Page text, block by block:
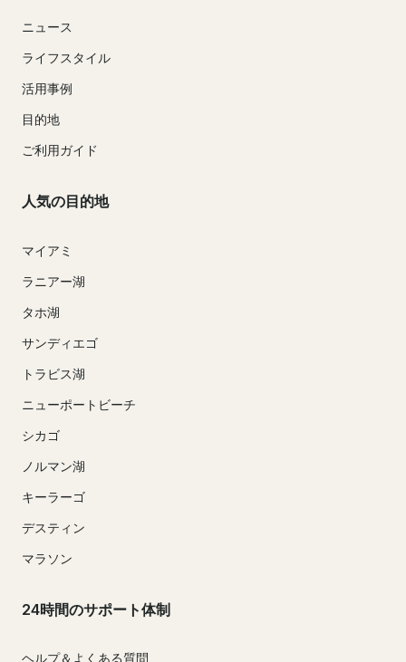
ニュース
ライフスタイル
活用事例
目的地
ご利用ガイド
人気の目的地
マイアミ
ラニアー湖
タホ湖
サンディエゴ
トラビス湖
ニューポートビーチ
シカゴ
ノルマン湖
キーラーゴ
デスティン
マラソン
24時間のサポート体制
ヘルプ＆よくある質問